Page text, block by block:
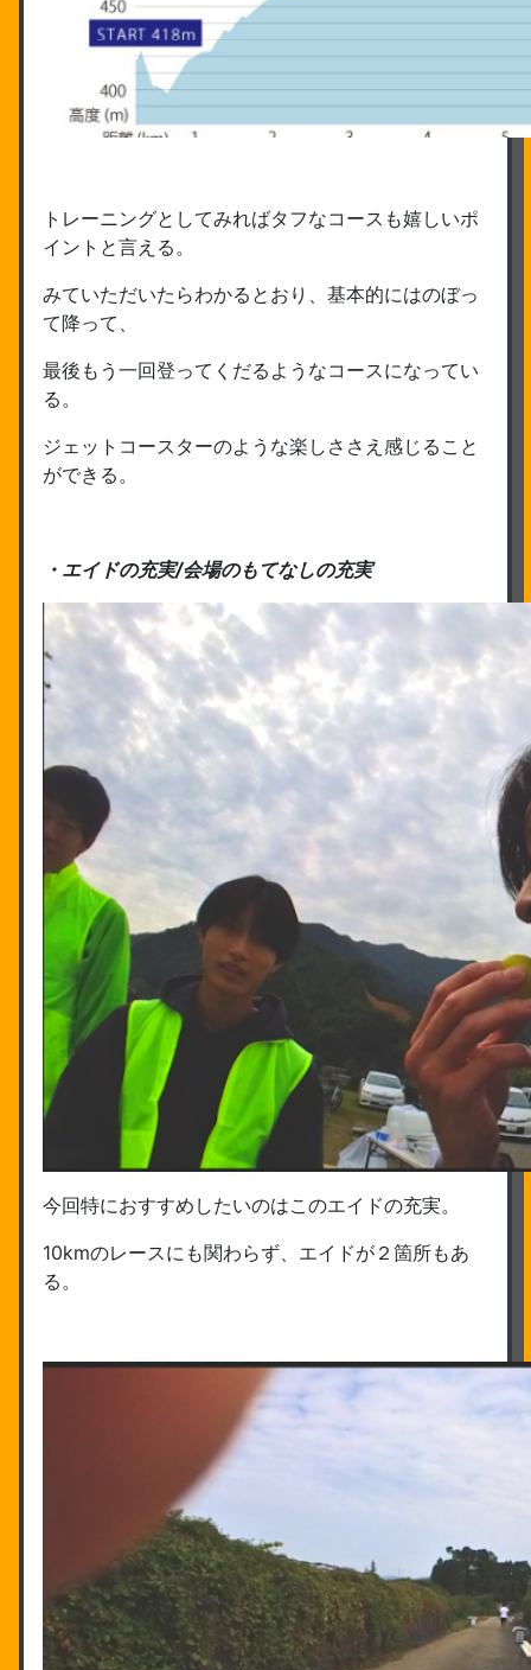
トレーニングとしてみればタフなコースも嬉しいポ
イントと言える。
みていただいたらわかるとおり、基本的にはのぼっ
て降って、
最後もう一回登ってくだるようなコースになってい
る。
ジェットコースターのような楽しささえ感じること
ができる。
・エイドの充実/会場のもてなしの充実
今回特におすすめしたいのはこのエイドの充実。
10kmのレースにも関わらず、エイドが２箇所もあ
る。